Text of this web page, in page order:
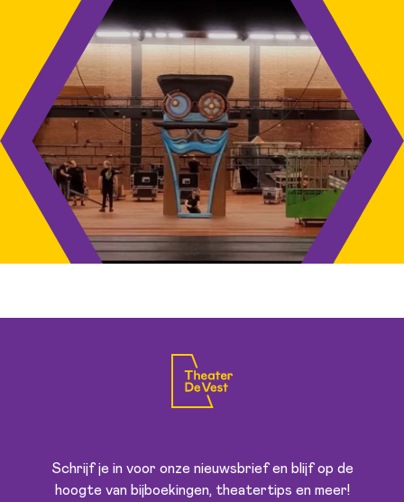
Schrijf je in voor onze nieuwsbrief en blijf op de
hoogte van bijboekingen, theatertips en meer!